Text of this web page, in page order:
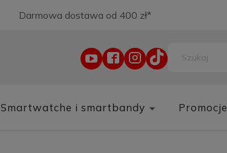
Darmowa dostawa od 400 zł*
Smartwatche i smartbandy Promocje